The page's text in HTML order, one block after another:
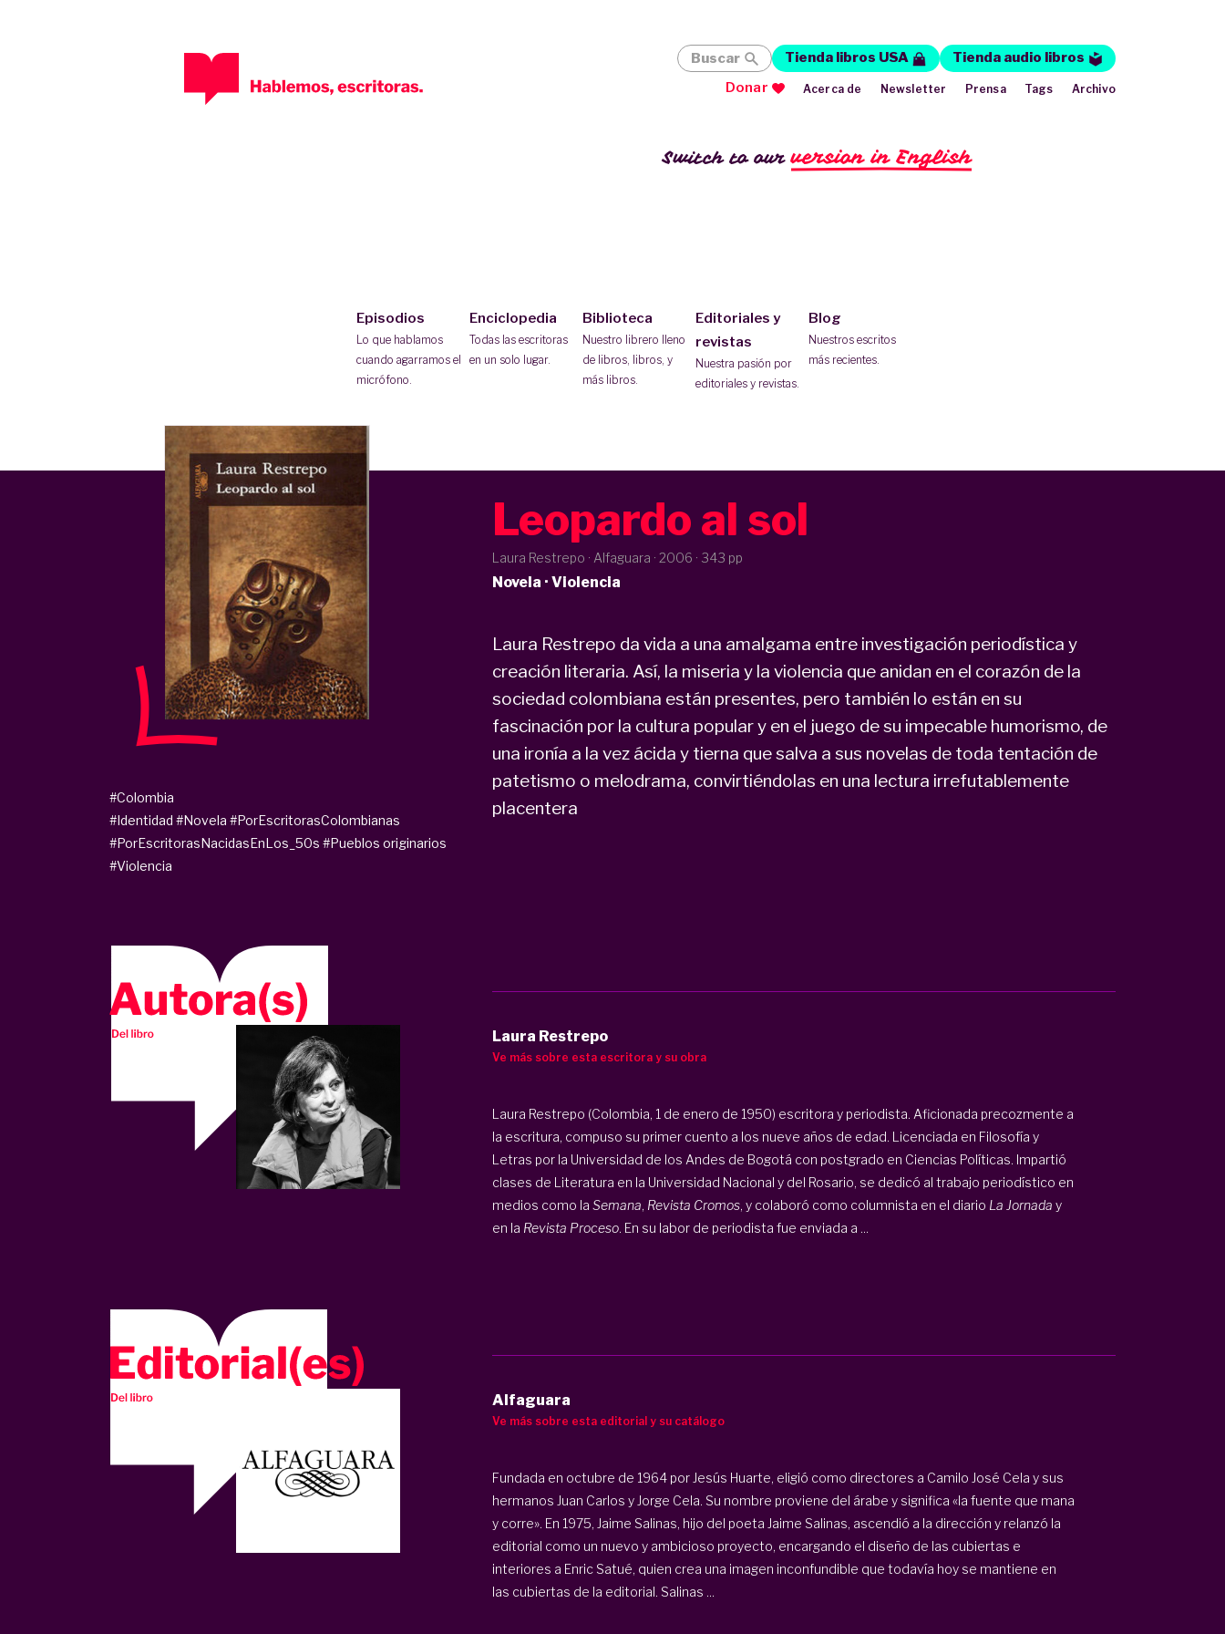
Switch to ourversion in English
Episodios
Lo que hablamos
cuando agarramos el
micrófono.
Enciclopedia
Todas las escritoras
en un solo lugar.
Biblioteca
Nuestro librero lleno
de libros, libros, y
más libros.
Editoriales y
revistas
Nuestra pasión por
editoriales y revistas.
Blog
Nuestros escritos
más recientes.
Buscar Tienda libros USA
Tienda audio libros
Donar
Acerca de Newsletter Prensa Tags Archivo
Leopardo al sol
Laura Restrepo · Alfaguara · 2006 · 343 pp
Novela · Violencia
Laura Restrepo da vida a una amalgama entre investigación periodística y
creación literaria. Así, la miseria y la violencia que anidan en el corazón de la
sociedad colombiana están presentes, pero también lo están en su
fascinación por la cultura popular y en el juego de su impecable humorismo, de
una ironía a la vez ácida y tierna que salva a sus novelas de toda tentación de
patetismo o melodrama, convirtiéndolas en una lectura irrefutablemente
placentera
#Colombia
#Identidad #Novela #PorEscritorasColombianas
#PorEscritorasNacidasEnLos_50s #Pueblos originarios
#Violencia
Laura Restrepo
Ve más sobre esta escritora y su obra
Laura Restrepo (Colombia, 1 de enero de 1950) escritora y periodista. Aficionada precozmente a
la escritura, compuso su primer cuento a los nueve años de edad. Licenciada en Filosofía y
Letras por la Universidad de los Andes de Bogotá con postgrado en Ciencias Políticas. Impartió
clases de Literatura en la Universidad Nacional y del Rosario, se dedicó al trabajo periodístico en
medios como la Semana, Revista Cromos, y colaboró como columnista en el diario La Jornada y
en la Revista Proceso. En su labor de periodista fue enviada a ...
Alfaguara
Ve más sobre esta editorial y su catálogo
Fundada en octubre de 1964 por Jesús Huarte, eligió como directores a Camilo José Cela y sus
hermanos Juan Carlos y Jorge Cela. Su nombre proviene del árabe y significa «la fuente que mana
y corre». En 1975, Jaime Salinas, hijo del poeta Jaime Salinas, ascendió a la dirección y relanzó la
editorial como un nuevo y ambicioso proyecto, encargando el diseño de las cubiertas e
interiores a Enric Satué, quien crea una imagen inconfundible que todavía hoy se mantiene en
las cubiertas de la editorial. Salinas ...